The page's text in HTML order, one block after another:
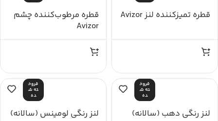
قطره تمیزکننده لنز Avizor
قطره مرطوب‌کننده چشم
Avizor
فروخ
ته ش
ده
لنز رنگی دهب (سالانه)
فروخ
ته ش
ده
لنز رنگی لومینس (سالانه)